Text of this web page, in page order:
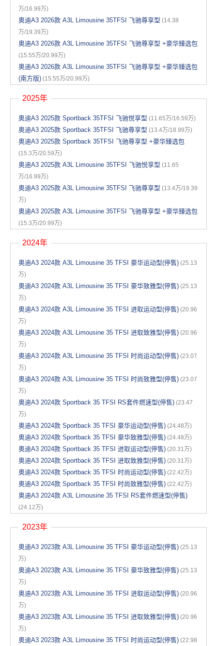
万/16.99万)
奥迪A3 2026款 A3L Limousine 35TFSI 飞驰尊享型 (14.38
万/19.39万)
奥迪A3 2026款 A3L Limousine 35TFSI 飞驰尊享型 +豪华臻选包
(15.55万/20.99万)
奥迪A3 2026款 A3L Limousine 35TFSI 飞驰尊享型 +豪华臻选包
(南方版) (15.55万/20.99万)
2025年
奥迪A3 2025款 Sportback 35TFSI 飞驰悦享型 (11.65万/16.59万)
奥迪A3 2025款 Sportback 35TFSI 飞驰尊享型 (13.4万/18.99万)
奥迪A3 2025款 Sportback 35TFSI 飞驰尊享型 +豪华臻选包
(15.3万/20.59万)
奥迪A3 2025款 A3L Limousine 35TFSI 飞驰悦享型 (11.65
万/16.99万)
奥迪A3 2025款 A3L Limousine 35TFSI 飞驰尊享型 (13.4万/19.39
万)
奥迪A3 2025款 A3L Limousine 35TFSI 飞驰尊享型 +豪华臻选包
(15.3万/20.99万)
2024年
奥迪A3 2024款 A3L Limousine 35 TFSI 豪华运动型(停售) (25.13
万)
奥迪A3 2024款 A3L Limousine 35 TFSI 豪华致雅型(停售) (25.13
万)
奥迪A3 2024款 A3L Limousine 35 TFSI 进取运动型(停售) (20.96
万)
奥迪A3 2024款 A3L Limousine 35 TFSI 进取致雅型(停售) (20.96
万)
奥迪A3 2024款 A3L Limousine 35 TFSI 时尚运动型(停售) (23.07
万)
奥迪A3 2024款 A3L Limousine 35 TFSI 时尚致雅型(停售) (23.07
万)
奥迪A3 2024款 Sportback 35 TFSI RS套件燃速型(停售) (23.47
万)
奥迪A3 2024款 Sportback 35 TFSI 豪华运动型(停售) (24.48万)
奥迪A3 2024款 Sportback 35 TFSI 豪华致雅型(停售) (24.48万)
奥迪A3 2024款 Sportback 35 TFSI 进取运动型(停售) (20.31万)
奥迪A3 2024款 Sportback 35 TFSI 进取致雅型(停售) (20.31万)
奥迪A3 2024款 Sportback 35 TFSI 时尚运动型(停售) (22.42万)
奥迪A3 2024款 Sportback 35 TFSI 时尚致雅型(停售) (22.42万)
奥迪A3 2024款 A3L Limousine 35 TFSI RS套件燃速型(停售)
(24.12万)
2023年
奥迪A3 2023款 A3L Limousine 35 TFSI 豪华运动型(停售) (25.13
万)
奥迪A3 2023款 A3L Limousine 35 TFSI 豪华致雅型(停售) (25.13
万)
奥迪A3 2023款 A3L Limousine 35 TFSI 进取运动型(停售) (20.96
万)
奥迪A3 2023款 A3L Limousine 35 TFSI 进取致雅型(停售) (20.96
万)
奥迪A3 2023款 A3L Limousine 35 TFSI 时尚运动型(停售) (22.98